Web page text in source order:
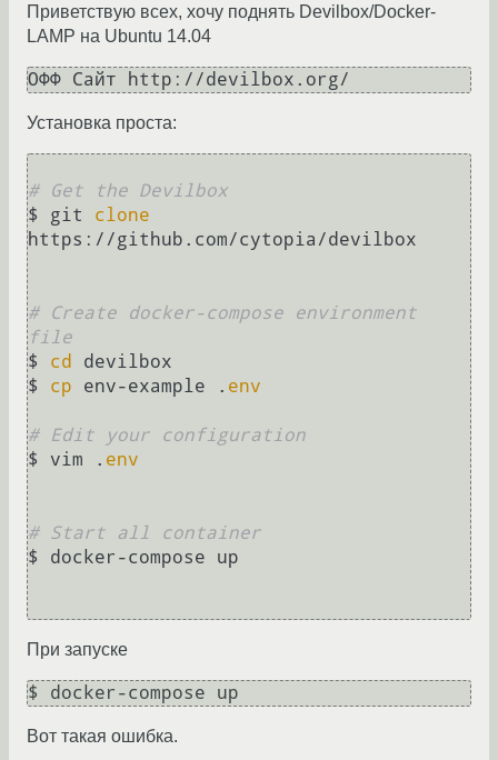
Приветствую всех, хочу поднять Devilbox/Docker-
LAMP на Ubuntu 14.04
ОФФ Сайт http://devilbox.org/
Установка проста:
# Get the Devilbox
$ git clone
https://github.com/cytopia/devilbox
# Create docker-compose environment
file
$ cd
devilbox
$ cp env-example . env
# Edit your configuration
$ vim . env
# Start all container
$ docker-compose up
При запуске
$ docker-compose up
Вот такая ошибка.